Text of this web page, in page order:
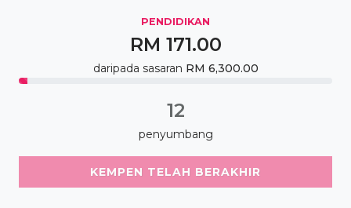
PENDIDIKAN
RM 171.00
daripada sasaran RM 6,300.00
2.7142857142857% Complete
12
penyumbang
KEMPEN TELAH BERAKHIR